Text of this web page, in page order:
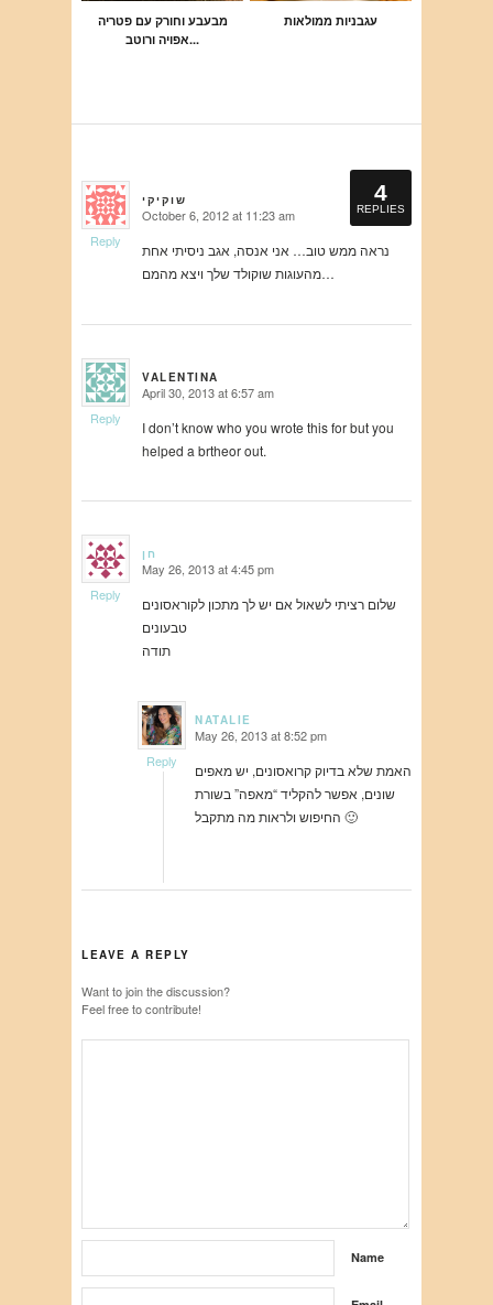
מבעבע וחורק עם פטריה
אפויה ורוטב...
עגבניות ממולאות
4
REPLIES
שוקיקי
says: October 6, 2012 at 11:23 am
נראה ממש טוב… אני אנסה, אגב ניסיתי אחת
מהעוגות שוקולד שלך ויצא מהמם…
Reply
VALENTINA
says: April 30, 2013 at 6:57 am
I don’t know who you wrote this for but you
helped a brtheor out.
Reply
חן
says: May 26, 2013 at 4:45 pm
שלום רציתי לשאול אם יש לך מתכון לקוראסונים
טבעונים
תודה
Reply
NATALIE
says: May 26, 2013 at 8:52 pm
האמת שלא בדיוק קרואסונים, יש מאפים
שונים, אפשר להקליד “מאפה” בשורת
החיפוש ולראות מה מתקבל 🙂
Reply
LEAVE A REPLY
Want to join the discussion?
Feel free to contribute!
Name